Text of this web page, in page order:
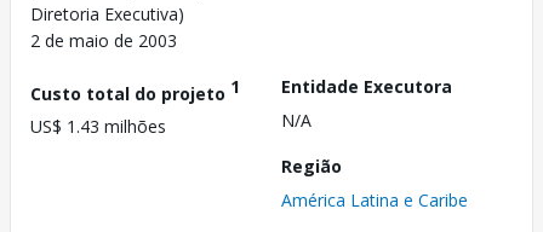
Diretoria Executiva)
2 de maio de 2003
Custo total do projeto 1
US$ 1.43 milhões
Entidade Executora
N/A
Região
América Latina e Caribe